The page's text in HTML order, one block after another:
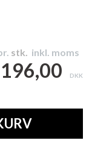
stk. inkl. moms
196,00 DKK